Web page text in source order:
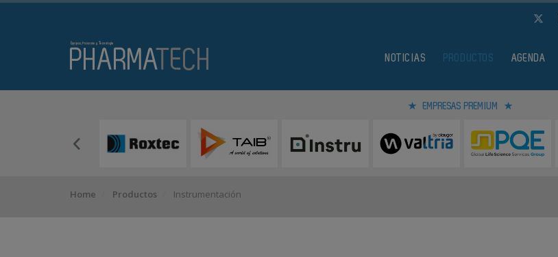
NOTICIAS PRODUCTOS AGENDA
EMPRESAS PREMIUM
Home Productos Instrumentación